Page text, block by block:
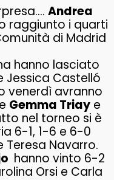
Andrea
raggiunto i quarti
di Madrid
hanno lasciato
Jessica Castelló
venerdì avranno
Gemma Triaye
nel torneo si è
6-1, 1-6 e 6-0
Navarro.
hanno vinto 6-2
Orsi e Carla